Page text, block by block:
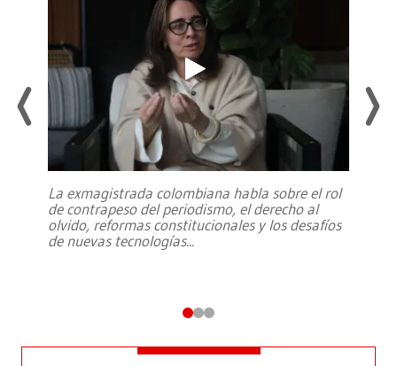
La exmagistrada colombiana habla sobre el rol
de contrapeso del periodismo, el derecho al
olvido, reformas constitucionales y los desafíos
de nuevas tecnologías...